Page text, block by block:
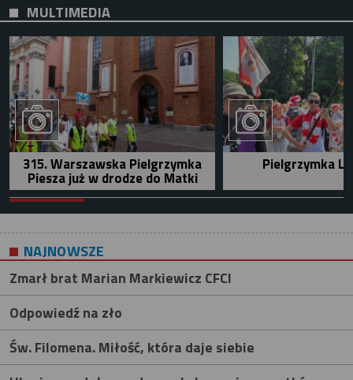
MULTIMEDIA
315. Warszawska Pielgrzymka
Piesza już w drodze do Matki
Pielgrzymka
NAJNOWSZE
Zmarł brat Marian Markiewicz CFCI
Odpowiedź na zło
Św. Filomena. Miłość, która daje siebie